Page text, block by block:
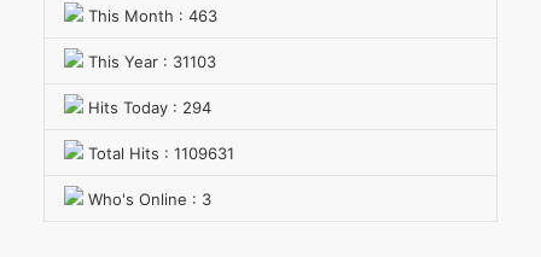
This Month : 463
This Year : 31103
Hits Today : 294
Total Hits : 1109631
Who's Online : 3